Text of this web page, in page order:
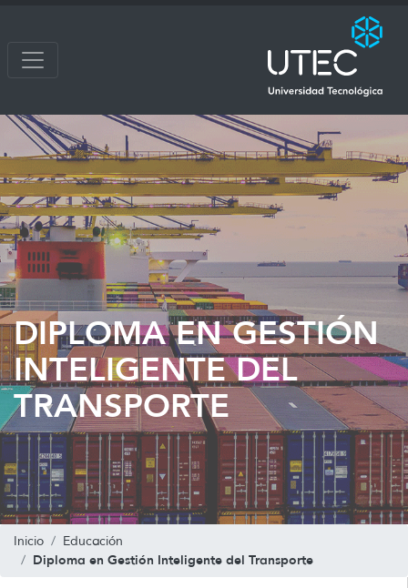
DIPLOMA EN GESTIÓN
INTELIGENTE DEL
TRANSPORTE
Inicio Educación
Diploma en Gestión Inteligente del Transporte